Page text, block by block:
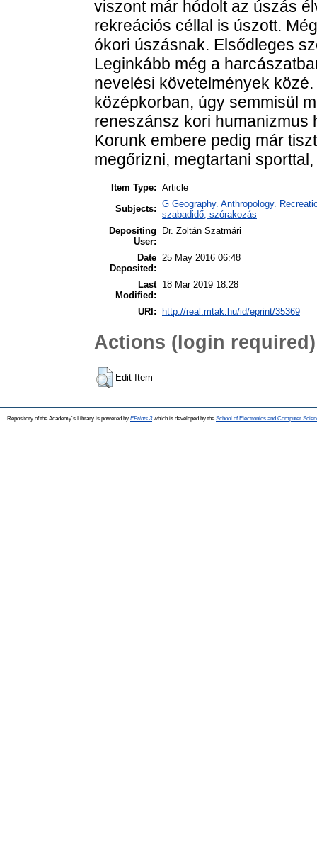
viszont már hódolt az úszás
rekreációs céllal is úszott.
ókori úszásnak. Elsődleges
Leginkább még a
nevelési követelmények
középkorban, úgy semmisül
reneszánsz kori humanizmus
Korunk embere pedig már
megőrizni, megtartani
Item Type: Article
Subjects: G Geography. Anthropology.
szabadidő, szórakozás
Depositing
User:
Dr. Zoltán Szatmári
Date
Deposited:
25 May 2016 06:48
Last
Modified:
18 Mar 2019 18:28
URI: http://real.mtak.hu/id/eprint/35369
Actions (login required)
Edit Item
Repository of the Academy's Library is powered by EPrints 3which is developed by the School of Electronics and Computer